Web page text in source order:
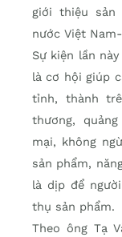
giới thiệu sản
nước Việt
Sự kiện lần
là cơ hội giúp
tỉnh, thành
thương,
mại, không
sản phẩm,
là dịp để
thụ sản phẩm.
Theo ông Tạ